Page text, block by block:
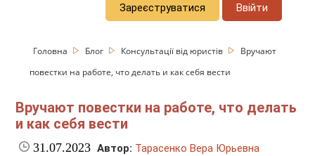
Зареєструватися Ввійти
Головна Блог Консультації від юристів
Вручают
повестки на работе, что делать и как себя вести
Вручают повестки на работе, что делать
и как себя вести
31.07.2023 Автор: Тарасенко Вера Юрьевна